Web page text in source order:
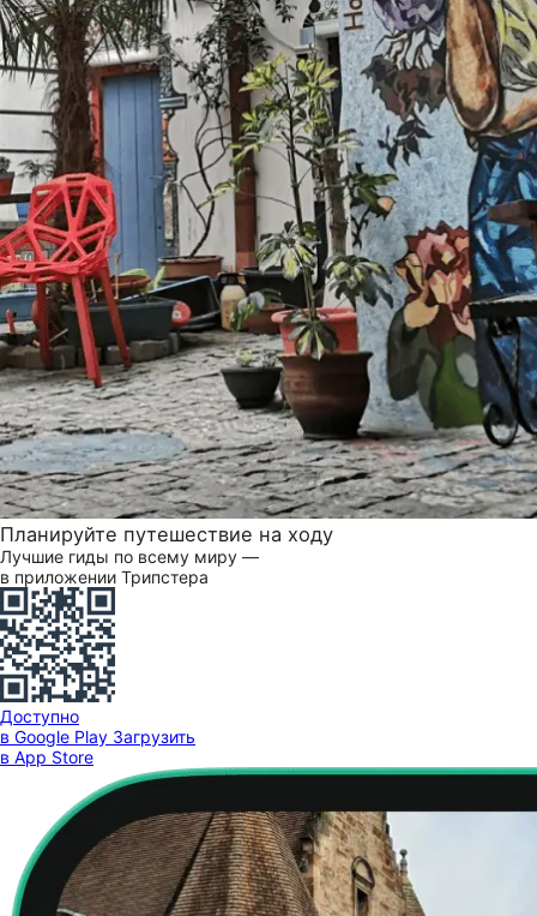
Планируйте путешествие на ходу
Лучшие гиды по всему миру —
в приложении Трипстера
Доступно
в Google Play Загрузить
в App Store